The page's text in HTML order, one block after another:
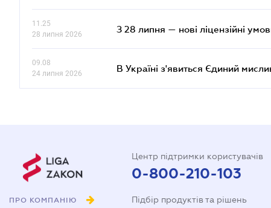
11.25
28 липня 2026
З 28 липня — нові ліцензійні
09.08
24 липня 2026
В Україні з'явиться Єдиний
ПРО КОМПАНІЮ
Центр підтримки користувачів
0-800-210-103
Підбір продуктів та рішень